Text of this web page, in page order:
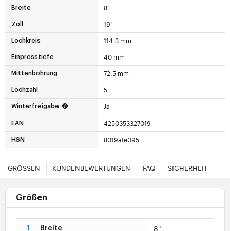
Breite 8"
Zoll 19"
Lochkreis 114.3 mm
Einpresstiefe 40 mm
Mittenbohrung 72.5 mm
Lochzahl 5
Winterfreigabe Ja
EAN 4250353327019
HSN 8019ate095
GRÖSSEN KUNDENBEWERTUNGEN FAQ SICHERHEIT
Größen
1 Breite 8"